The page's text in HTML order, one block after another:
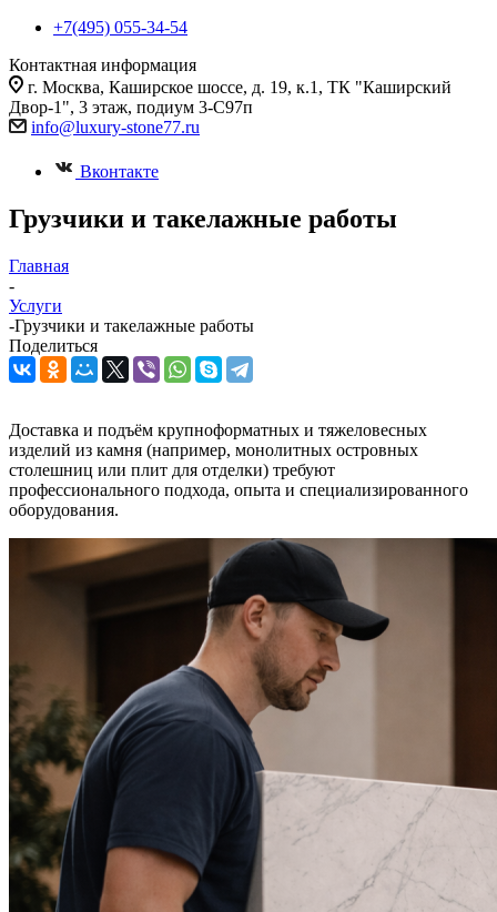
+7(495) 055-34-54
Контактная информация
г. Москва, Каширское шоссе, д. 19, к.1, ТК "Каширский
Двор-1", 3 этаж, подиум 3-С97п
info@luxury-stone77.ru
Вконтакте
Грузчики и такелажные работы
Главная
-
Услуги
-Грузчики и такелажные работы
Поделиться
Доставка и подъём крупноформатных и тяжеловесных
изделий из камня (например, монолитных островных
столешниц или плит для отделки) требуют
профессионального подхода, опыта и специализированного
оборудования.